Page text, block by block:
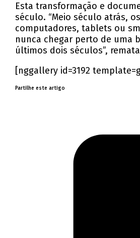
Esta transformação e
século. “Meio século atrás,
computadores, tablets ou
nunca chegar perto de uma
últimos dois séculos”, remata
[nggallery id=3192
Partilhe este artigo